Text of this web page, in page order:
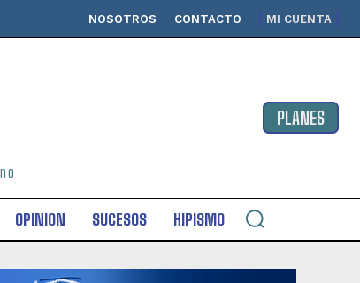
NOSOTROS CONTACTO MI CUENTA
PLANES
OPINION SUCESOS HIPISMO